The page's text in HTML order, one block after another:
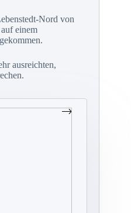
Nord von
einem
ausreichten,